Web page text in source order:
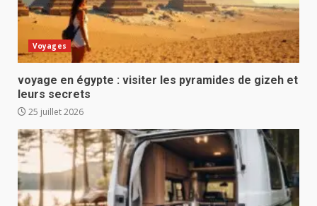
Voyages
voyage en égypte : visiter les pyramides de gizeh et
leurs secrets
25 juillet 2026